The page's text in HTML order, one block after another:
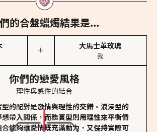
的合盤蠟燭結果是...
＋
大馬士革玫瑰
我
你們的戀愛風格
理性與感性的結合
型的配對是激情與理性的交錯。浪漫型的
想帶入關係，而務實型則用理性來平衡情
合能夠讓愛情既充滿動力，又保持實際可